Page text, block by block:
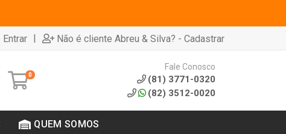
| Não é cliente Abreu & Silva? - Cadastrar
0
Fale Conosco
(81) 3771-0320
(82) 3512-0020
QUEM SOMOS